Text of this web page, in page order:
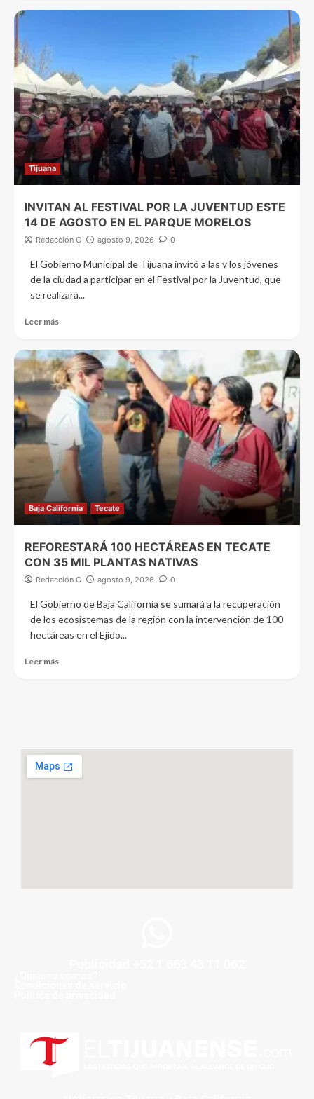
Tijuana
INVITAN AL FESTIVAL POR LA JUVENTUD ESTE
14 DE AGOSTO EN EL PARQUE MORELOS
Redacción C agosto 9, 2026 0
El Gobierno Municipal de Tijuana invitó a las y los jóvenes
de la ciudad a participar en el Festival por la Juventud, que
se realizará...
Leer más
Baja California Tecate
REFORESTARÁ 100 HECTÁREAS EN TECATE
CON 35 MIL PLANTAS NATIVAS
Redacción C agosto 9, 2026 0
El Gobierno de Baja California se sumará a la recuperación
de los ecosistemas de la región con la intervención de 100
hectáreas en el Ejido...
Leer más